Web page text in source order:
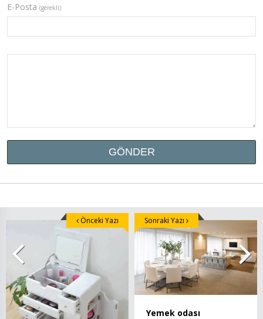
E-Posta (gerekli)
Önceki Yazı
Yemek odası
Sonraki Yazı